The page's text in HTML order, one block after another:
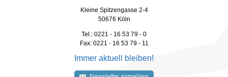
Kleine Spitzengasse 2-4
50676 Köln
Tel.: 0221 - 16 53 79 - 0
Fax: 0221 - 16 53 79 - 11
Immer aktuell bleiben!